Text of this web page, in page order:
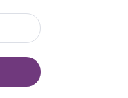
220114
(+375 17)